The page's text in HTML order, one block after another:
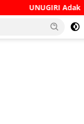
Seminar Digital